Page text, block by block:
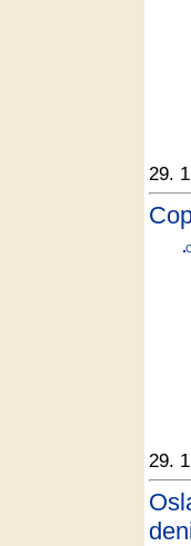
29.
29.